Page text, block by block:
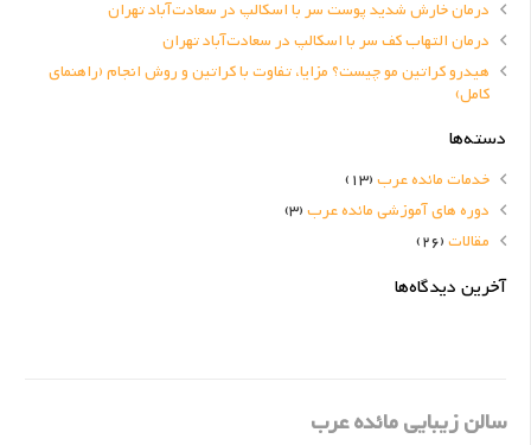
درمان خارش شدید پوست سر با اسکالپ در سعادت‌آباد تهران
درمان التهاب کف سر با اسکالپ در سعادت‌آباد تهران
هیدرو کراتین مو چیست؟ مزایا، تفاوت با کراتین و روش انجام (راهنمای
کامل)
دسته‌ها
خدمات مائده عرب(13)
دوره های آموزشی مائده عرب(3)
مقالات(26)
آخرین دیدگاه‌ها
سالن زیبایی مائده عرب